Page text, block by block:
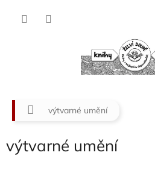
Domů
výtvarné umění
výtvarné umění